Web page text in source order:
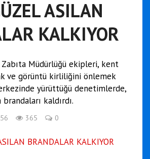
ASILAN
KALKIYOR
Müdürlüğü ekipleri, kent
ve görüntü kirliliğini önlemek
yürüttüğü denetimlerde,
kaldırdı.
365 0